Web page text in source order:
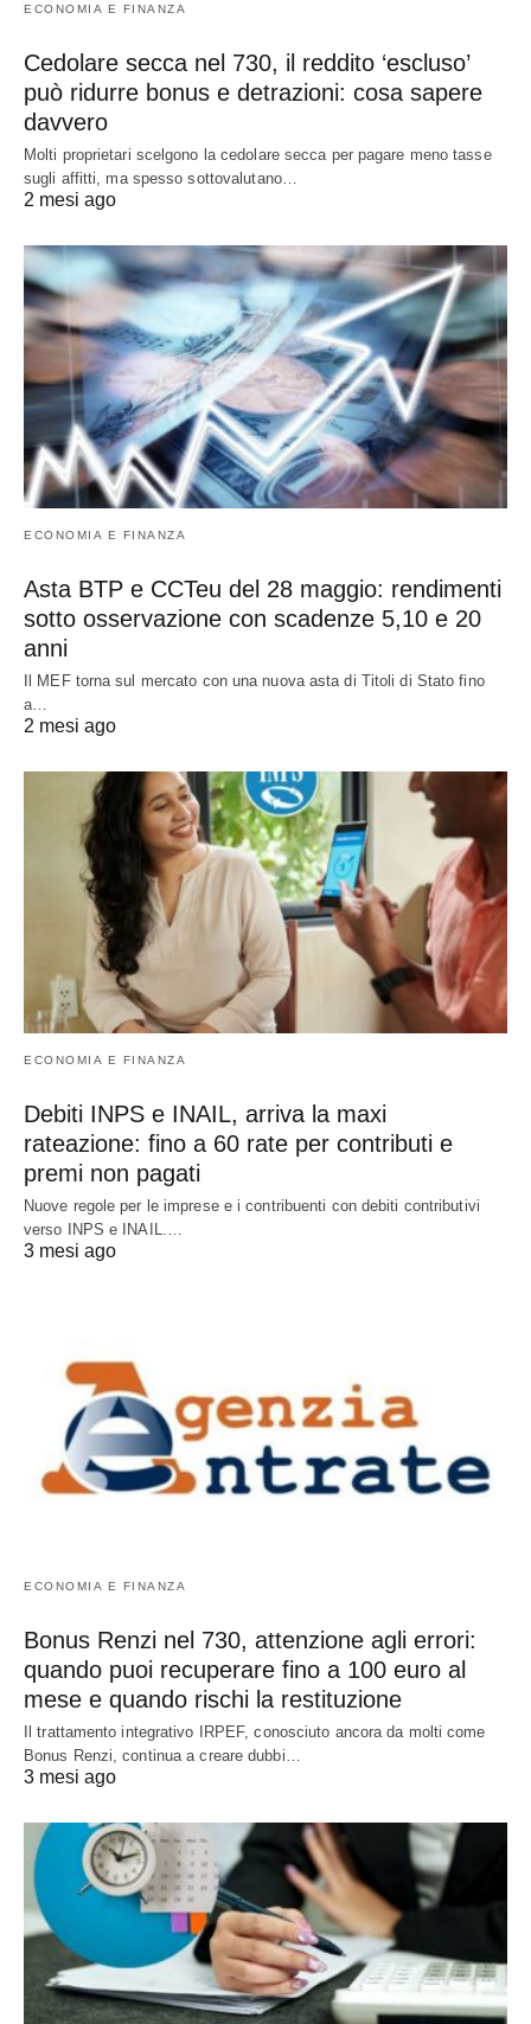
ECONOMIA E FINANZA
Cedolare secca nel 730, il reddito ‘escluso’
può ridurre bonus e detrazioni: cosa sapere
davvero
Molti proprietari scelgono la cedolare secca per pagare meno tasse
sugli affitti, ma spesso sottovalutano…
2 mesi ago
ECONOMIA E FINANZA
Asta BTP e CCTeu del 28 maggio: rendimenti
sotto osservazione con scadenze 5,10 e 20
anni
Il MEF torna sul mercato con una nuova asta di Titoli di Stato fino
a…
2 mesi ago
ECONOMIA E FINANZA
Debiti INPS e INAIL, arriva la maxi
rateazione: fino a 60 rate per contributi e
premi non pagati
Nuove regole per le imprese e i contribuenti con debiti contributivi
verso INPS e INAIL.…
3 mesi ago
ECONOMIA E FINANZA
Bonus Renzi nel 730, attenzione agli errori:
quando puoi recuperare fino a 100 euro al
mese e quando rischi la restituzione
Il trattamento integrativo IRPEF, conosciuto ancora da molti come
Bonus Renzi, continua a creare dubbi…
3 mesi ago